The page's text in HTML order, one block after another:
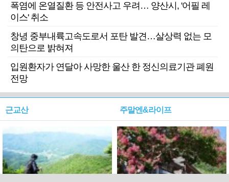
폭염에 온열질환 등 안전사고 우려… 양산시, '어필 레
이스' 취소
창녕 중부내륙고속도로서 포탄 발견…살상력 없는 모
의탄으로 밝혀져
입원환자가 연달아 사망한 울산 한 정신의료기관 폐원
전망
근교산 주말엔&라이프